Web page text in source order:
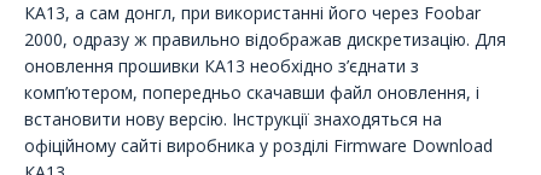
КА13, а сам донгл, при використанні його через Foobar
2000, одразу ж правильно відображав дискретизацію. Для
оновлення прошивки КА13 необхідно з’єднати з
комп’ютером, попередньо скачавши файл оновлення, і
встановити нову версію. Інструкції знаходяться на
офіційному сайті виробника у розділі Firmware Download